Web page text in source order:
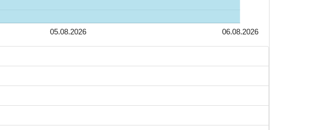
05.08.2026 06.08.2026